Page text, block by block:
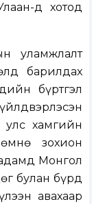
Үд хотод
уламжлалт
барилдах
бүртгэл
хамгийн
зохион
Монгол
булан бүрд
авахаар